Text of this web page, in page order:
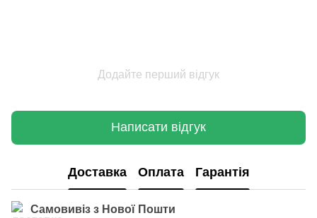
Додайте перший відгук
Написати відгук
Доставка Оплата Гарантія
Самовивіз з Нової Пошти